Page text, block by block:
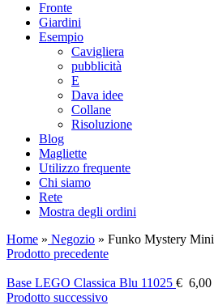
Fronte
Giardini
Esempio
Cavigliera
pubblicità
E
Dava idee
Collane
Risoluzione
Blog
Magliette
Utilizzo frequente
Chi siamo
Rete
Mostra degli ordini
Home » Negozio » Funko Mystery
Prodotto precedente
Base LEGO Classica Blu 11025 € 6,00
Prodotto successivo